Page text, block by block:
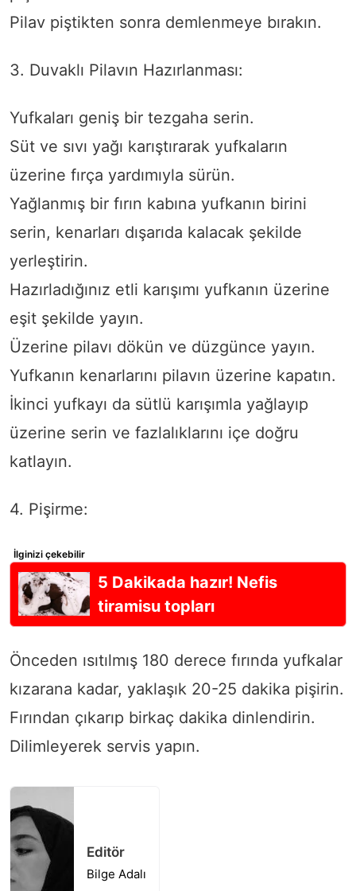
Pilav piştikten sonra demlenmeye bırakın.
3. Duvaklı Pilavın Hazırlanması:
Yufkaları geniş bir tezgaha serin.
Süt ve sıvı yağı karıştırarak yufkaların
üzerine fırça yardımıyla sürün.
Yağlanmış bir fırın kabına yufkanın birini
serin, kenarları dışarıda kalacak şekilde
yerleştirin.
Hazırladığınız etli karışımı yufkanın üzerine
eşit şekilde yayın.
Üzerine pilavı dökün ve düzgünce yayın.
Yufkanın kenarlarını pilavın üzerine kapatın.
İkinci yufkayı da sütlü karışımla yağlayıp
üzerine serin ve fazlalıklarını içe doğru
katlayın.
4. Pişirme:
İlginizi çekebilir
5 Dakikada hazır! Nefis
tiramisu topları
Önceden ısıtılmış 180 derece fırında yufkalar
kızarana kadar, yaklaşık 20-25 dakika pişirin.
Fırından çıkarıp birkaç dakika dinlendirin.
Dilimleyerek servis yapın.
Editör
Bilge Adalı